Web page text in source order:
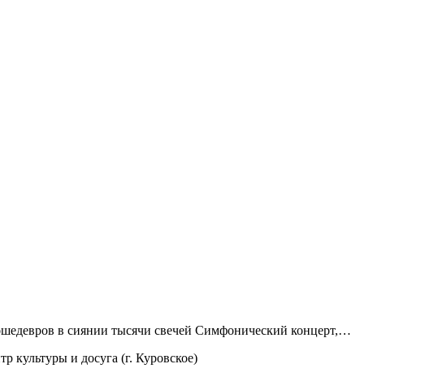
в сиянии тысячи свечей Симфонический концерт,…
культуры и досуга (г. Куровское)